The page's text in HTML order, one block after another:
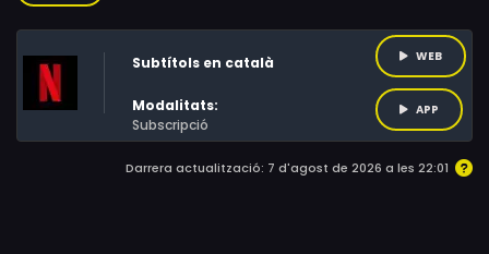
Subtítols en català
Modalitats:
Subscripció
WEB
APP
Darrera actualització: 7 d'agost de 2026 a les 22:01